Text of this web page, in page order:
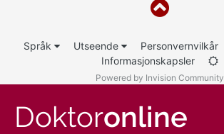
Språk Utseende Personvernvilkår
Informasjonskapsler
Powered by Invision Community
Doktoronline